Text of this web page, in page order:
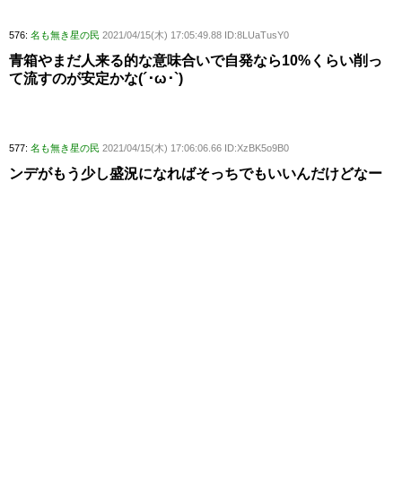
576: 名も無き星の民 2021/04/15(木) 17:05:49.88 ID:8LUaTusY0
青箱やまだ人来る的な意味合いで自発なら10%くらい削っ
て流すのが安定かな(´･ω･`)
577: 名も無き星の民 2021/04/15(木) 17:06:06.66 ID:XzBK5o9B0
ンデがもう少し盛況になればそっちでもいいんだけどなー